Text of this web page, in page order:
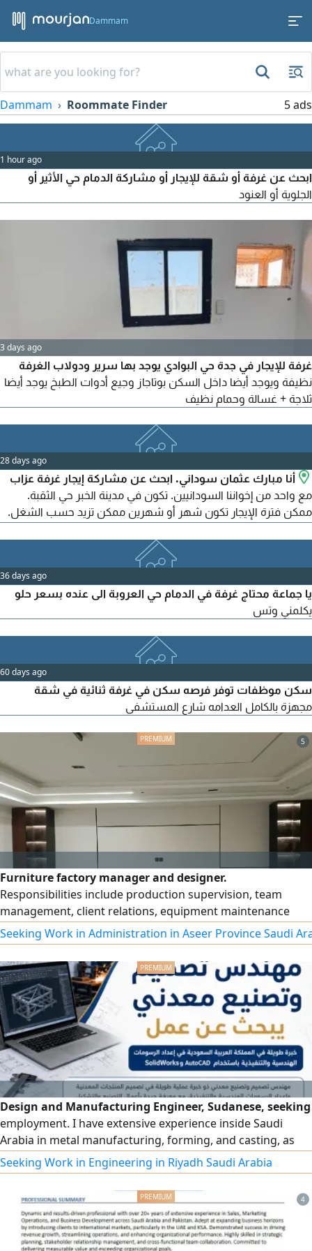
Dammam
Dammam Roommate Finder 5 ads
1 hour ago
ابحث عن غرفة أو شقة للإيجار أو مشاركة الدمام حي الأثير أو
الجلوية أو العنود
3 days ago
غرفة للإيجار في جدة حي البوادي يوجد بها سرير ودولاب الغرفة
نظيفة ويوجد أيضا داخل السكن بوتاجاز وجيع أدوات الطبخ يوجد أيضا
ثلاجة + غسالة وحمام نظيف
28 days ago
أنا مبارك عثمان سوداني. ابحث عن مشاركة إيجار غرفة عزاب
مع واحد من إخواننا السودانيين. تكون في مدينة الخبر حي الثقبة.
ممكن فترة الإيجار تكون شهر أو شهرين ممكن تزيد حسب الشغل.
36 days ago
يا جماعة محتاج غرفة في الدمام حي العروبة الى عنده بسعر حلو
يكلمني وتس
60 days ago
سكن موظفات توفر فرصه سكن في غرفة ثنائية في شقة
مجهزة بالكامل العدامه شارع المستشفى
5
Furniture factory manager and designer.
Responsibilities include production supervision, team
management, client relations, equipment maintenance
scheduling, inventory management (timber and
accessories) and oversight of purchasing and sales
Seeking Work in Administration in Aseer Province Saudi
Design and Manufacturing Engineer, Sudanese, seeking
employment. I have extensive experience inside Saudi
Arabia in metal manufacturing, forming, and casting, as
well as preparing engineering and execution drawings
using SolidWorks and AutoCAD. Practical experience in
designing and manufacturing metal products such as
concrete plants, crushers, truck boxes, metal waste
containers, and metal structures
Seeking Work in Engineering in Riyadh Saudi Arabia
4